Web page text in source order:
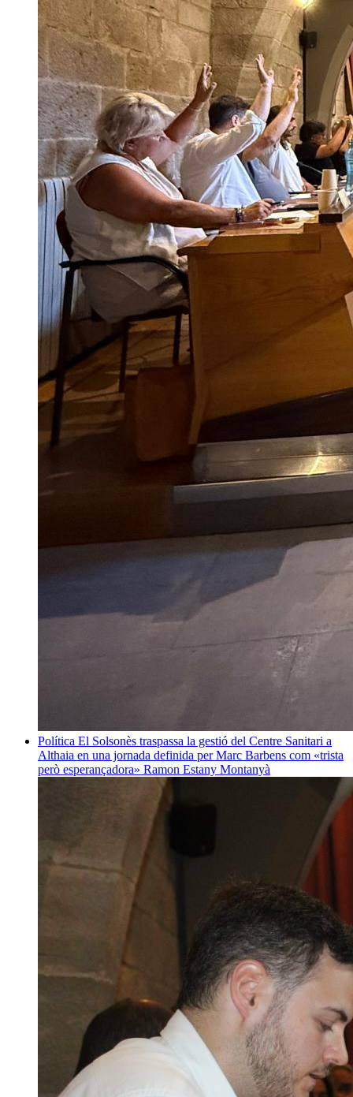
Política El Solsonès traspassa la gestió del Centre Sanitari a
Althaia en una jornada definida per Marc Barbens com «trista
però esperançadora» Ramon Estany Montanyà